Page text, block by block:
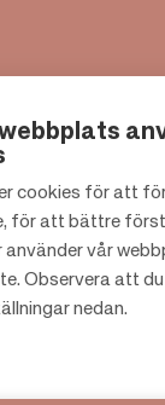
cookies för att
för att bättre
använder vår
Observera att
nedan.